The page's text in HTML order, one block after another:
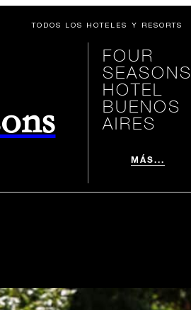
TODOS LOS HOTELES Y RESORTS
FOUR
SEASONS
HOTEL
BUENOS
AIRES
MÁS...